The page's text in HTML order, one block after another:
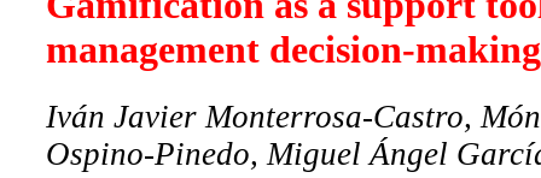
management decision-
Iván Javier Monterrosa-Castro,
Ospino-Pinedo, Miguel Ángel